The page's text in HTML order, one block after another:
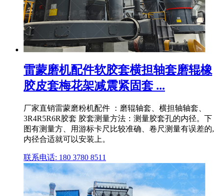
雷蒙磨机配件软胶套横担轴套磨辊橡
胶皮套梅花架减震紧固套 ...
厂家直销雷蒙磨粉机配件 ：磨辊轴套、横担轴轴套、
3R4R5R6R胶套 胶套测量方法：测量胶套孔的内径。下
图有测量方、用游标卡尺比较准确、卷尺测量有误差的,
内径合适就可以安装上。
联系电话: 180 3780 8511